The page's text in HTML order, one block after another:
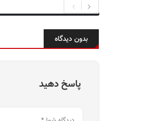
بدون دیدگاه
پاسخ دهید